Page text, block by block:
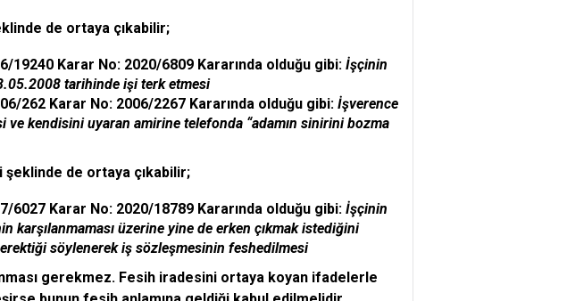
de ortaya çıkabilir;
19240 Karar No: 2020/6809 Kararında olduğu gibi: İşçinin
tarihinde işi terk etmesi
262 Karar No: 2006/2267 Kararında olduğu gibi: İşverence
kendisini uyaran amirine telefonda “adamın sinirini bozma
de ortaya çıkabilir;
6027 Karar No: 2020/18789 Kararında olduğu gibi: İşçinin
karşılanmaması üzerine yine de erken çıkmak istediğini
söylenerek iş sözleşmesinin feshedilmesi
gerekmez. Fesih iradesini ortaya koyan ifadelerle